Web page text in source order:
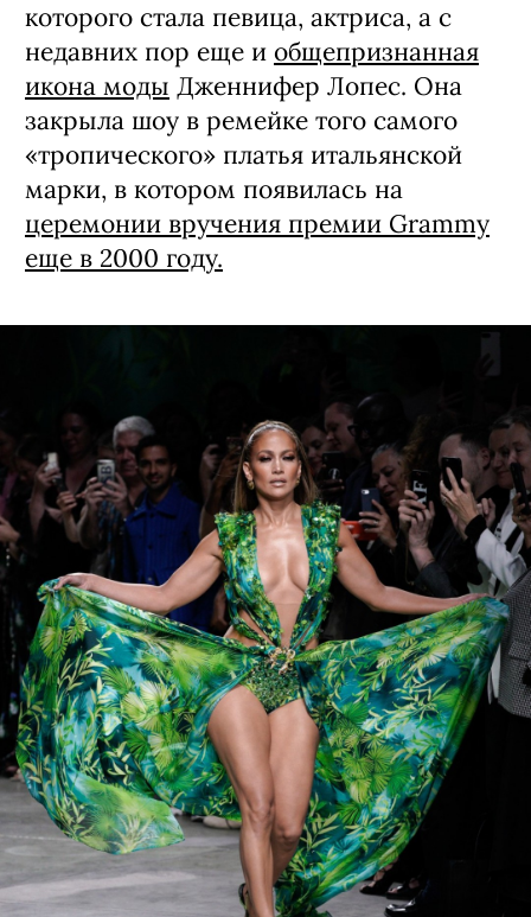
которого стала певица, актриса, а с
недавних пор еще и общепризнанная
икона моды Дженнифер Лопес. Она
закрыла шоу в ремейке того самого
«тропического» платья итальянской
марки, в котором появилась на
церемонии вручения премии Grammy
еще в 2000 году.